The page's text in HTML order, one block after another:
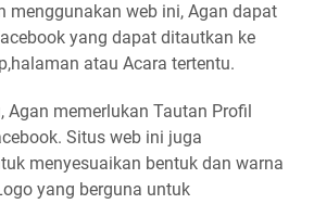
menggunakan web ini, Agan dapat
yang dapat ditautkan ke
atau Acara tertentu.
Agan memerlukan Tautan Profil
Situs web ini juga
menyesuaikan bentuk dan warna
yang berguna untuk